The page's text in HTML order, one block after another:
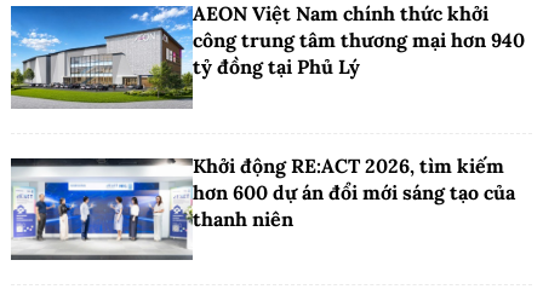
AEON Việt Nam chính thức khởi
công trung tâm thương mại hơn 940
tỷ đồng tại Phủ Lý
Khởi động RE:ACT 2026, tìm kiếm
hơn 600 dự án đổi mới sáng tạo của
thanh niên